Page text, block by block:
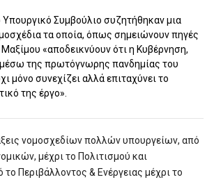
Υπουργικό Συμβούλιο συζητήθηκαν μια
τα οποία, όπως σημειώνουν πηγές
«αποδεικνύουν ότι η Κυβέρνηση,
μέσω της πρωτόγνωρης πανδημίας του
μόνο συνεχίζει αλλά επιταχύνει το
της έργο».
νομοσχεδίων πολλών υπουργείων, από
μέχρι το Πολιτισμού και
Περιβάλλοντος & Ενέργειας μέχρι το